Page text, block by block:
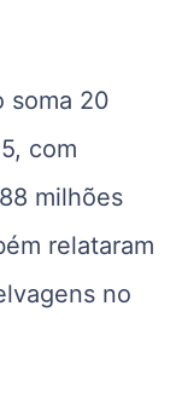
soma 20
com
milhões
relataram
no